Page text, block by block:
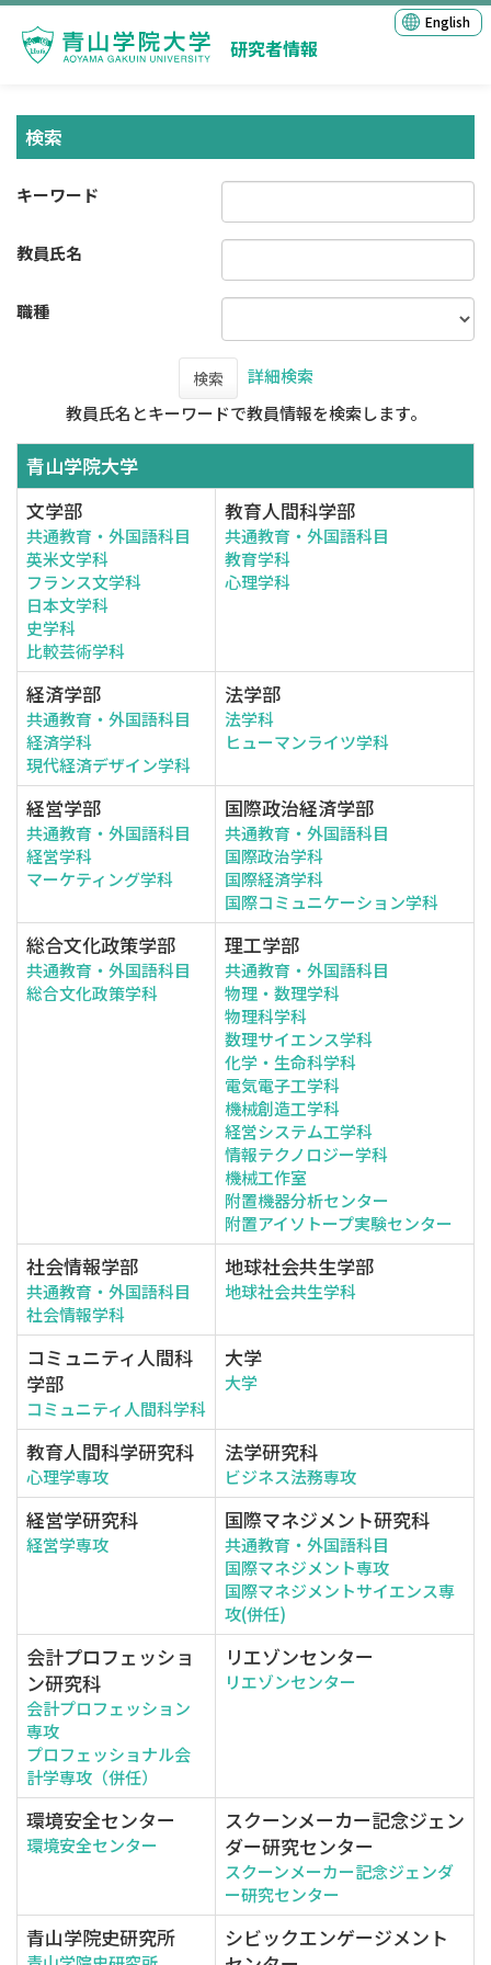
研究者情報
English
検索
キーワード
教員氏名
職種
検索
詳細検索
教員氏名とキーワードで教員情報を検索します。
青山学院大学
文学部
共通教育・外国語科目
英米文学科
フランス文学科
日本文学科
史学科
比較芸術学科
教育人間科学部
共通教育・外国語科目
教育学科
心理学科
経済学部
共通教育・外国語科目
経済学科
現代経済デザイン学科
法学部
法学科
ヒューマンライツ学科
経営学部
共通教育・外国語科目
経営学科
マーケティング学科
国際政治経済学部
共通教育・外国語科目
国際政治学科
国際経済学科
国際コミュニケーション学科
総合文化政策学部
共通教育・外国語科目
総合文化政策学科
理工学部
共通教育・外国語科目
物理・数理学科
物理科学科
数理サイエンス学科
化学・生命科学科
電気電子工学科
機械創造工学科
経営システム工学科
情報テクノロジー学科
機械工作室
附置機器分析センター
附置アイソトープ実験センター
社会情報学部
共通教育・外国語科目
社会情報学科
地球社会共生学部
地球社会共生学科
コミュニティ人間科
学部
コミュニティ人間科学科
大学
大学
教育人間科学研究科
心理学専攻
法学研究科
ビジネス法務専攻
経営学研究科
経営学専攻
国際マネジメント研究科
共通教育・外国語科目
国際マネジメント専攻
国際マネジメントサイエンス専
攻(併任)
会計プロフェッショ
ン研究科
会計プロフェッション
専攻
プロフェッショナル会
計学専攻（併任）
リエゾンセンター
リエゾンセンター
環境安全センター
環境安全センター
スクーンメーカー記念ジェン
ダー研究センター
スクーンメーカー記念ジェンダ
ー研究センター
青山学院史研究所
シビックエンゲージメント